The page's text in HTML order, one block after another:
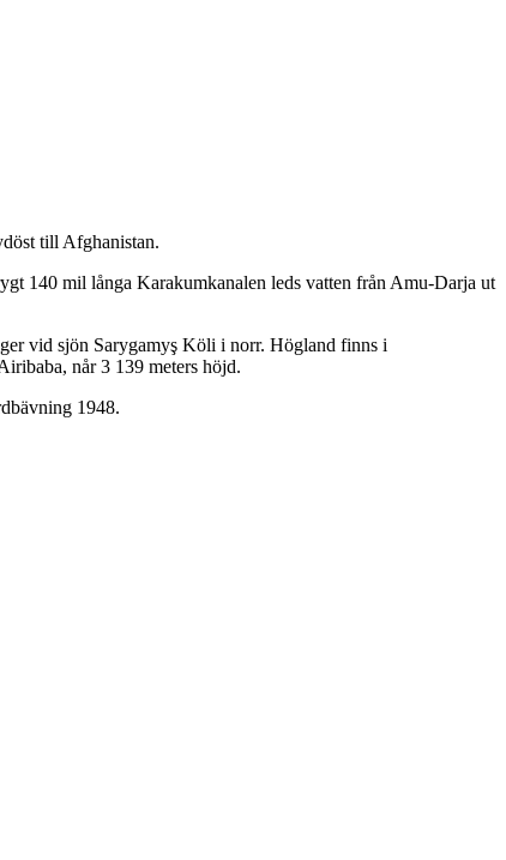
till Afghanistan.
140 mil långa Karakumkanalen leds vatten från Amu-Darja ut
vid sjön Sarygamyş Köli i norr. Högland finns i
når 3 139 meters höjd.
1948.